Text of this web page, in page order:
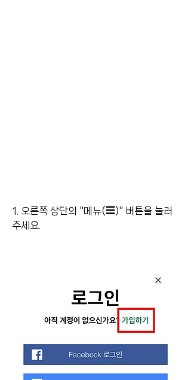
1. 오른쪽 상단의 "메뉴(☰)" 버튼을 눌러
주세요.